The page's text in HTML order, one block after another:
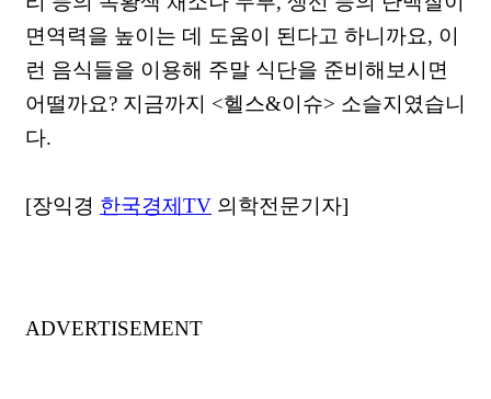
면역력을 높이는 데 도움이 된다고 하니까요, 이
런 음식들을 이용해 주말 식단을 준비해보시면
어떨까요? 지금까지 <헬스&이슈> 소슬지였습니
다.
[장익경 한국경제TV 의학전문기자]
ADVERTISEMENT